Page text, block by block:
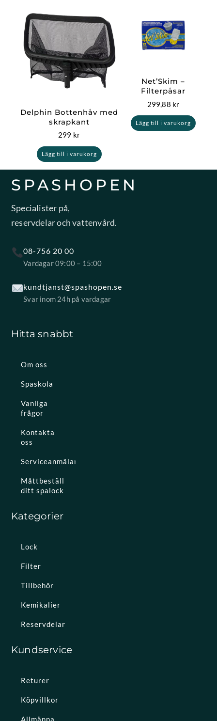
Delphin Bottenhåv med
skrapkant
299 kr
Lägg till i varukorg
Net’Skim –
Filterpåsar
299,88 kr
Lägg till i varukorg
SPASHOPEN
Specialister på,
reservdelar och vattenvård.
08-756 20 00
Vardagar 09:00 – 15:00
kundtjanst@spashopen.se
Svar inom 24h på vardagar
Hitta snabbt
Om oss
Spaskola
Vanliga
frågor
Kontakta
oss
Serviceanmälan
Måttbeställ
ditt spalock
Kategorier
Lock
Filter
Tillbehör
Kemikalier
Reservdelar
Kundservice
Returer
Köpvillkor
Allmänna